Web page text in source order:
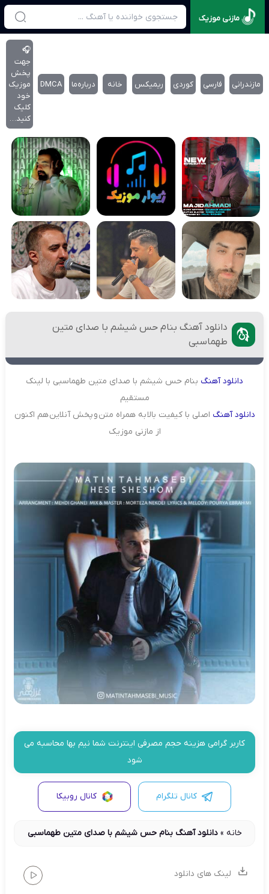
مازنی موزیک
مازندرانی فارسی کوردی ریمیکس خانه درباره‌‌ما DMCA
🎧
جهت
پخش
موزیک
خود
کلیک
کنید…
دانلود آهنگ بنام حس شیشم با صدای متین
طهماسبی
دانلودآهنگ بنام حس شیشم با صدای متین طهماسبی با لینک
مستقیم
دانلودآهنگ اصلی با کیفیت بالا به همراه متن و پخش آنلاین هم اکنون
از مازنی موزیک
کاربر گرامی هزینه حجم مصرفی اینترنت شما نیم بها محاسبه می
شود
کانال تلگرام کانال روبیکا
خانه »دانلود آهنگ بنام حس شیشم با صدای متین طهماسبی
لینک های دانلود